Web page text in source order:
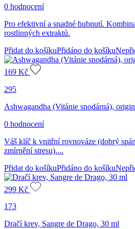
0 hodnocení
Pro efektivní a snadné hubnutí.
rostlinných extraktů.
Přidat do košíkuPřidáno do košíku
169 Kč
295
Ashwagandha (Vitánie snodárná),
0 hodnocení
Váš klíč k vnitřní rovnováze (dobrý
zmírnění stresu)....
Přidat do košíkuPřidáno do košíku
299 Kč
173
Dračí krev, Sangre de Drago, 30 ml